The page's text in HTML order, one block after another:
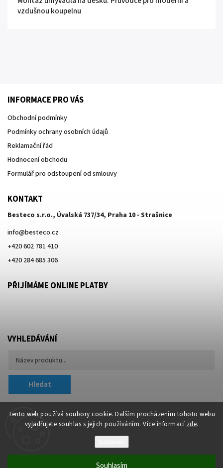
Tento web používá soubory cookie. Dalším procházením tohoto webu
vyjadřujete souhlas s jejich používáním. Více informací zde.
Souhlasím
vzdušnou koupelnu
INFORMACE PRO VÁS
Obchodní podmínky
Podmínky ochrany osobních údajů
Reklamační řád
Hodnocení obchodu
Formulář pro odstoupení od smlouvy
KONTAKT
Besteco s.r.o., Úvalská 737/34, Praha 10 - Strašnice
info@besteco.cz
+420 602 781 410
+420 284 685 306
PŘIJÍMÁME ONLINE PLATBY
VYHLEDÁVÁNÍ
Hledat
Copyright 2026Besteco s.r.o.. Všechna práva vyhrazena.
Upravit nastavení cookies